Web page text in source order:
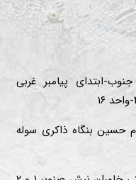
ابتدای پیامبر غربی
قم ۶۰ متری امام حسین بنگاه ذاکری سوله